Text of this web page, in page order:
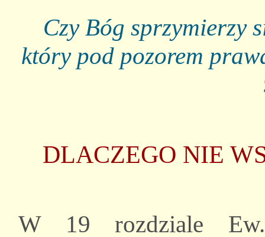
Czy Bóg sprzymierzy
który pod pozorem
DLACZEGO NIE
W 19 rozdziale Ew.